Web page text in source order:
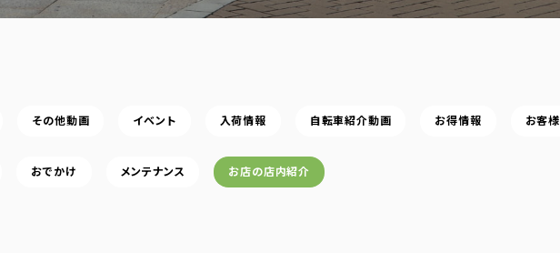
その他動画 イベント 入荷情報 自転車紹介動画 お得情報 お客様
おでかけ メンテナンス お店の店内紹介